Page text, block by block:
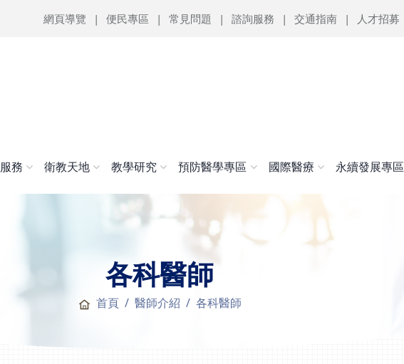
網頁導覽 便民專區 常見問題 諮詢服務 交通指南 人才招募
務 衛教天地 教學研究 預防醫學專區 國際醫療 永續發展專區
各科醫師
首頁 醫師介紹 各科醫師